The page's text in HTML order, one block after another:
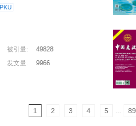
PKU
被引量:
49828
发文量: 9966
1 2 3 4 5 89